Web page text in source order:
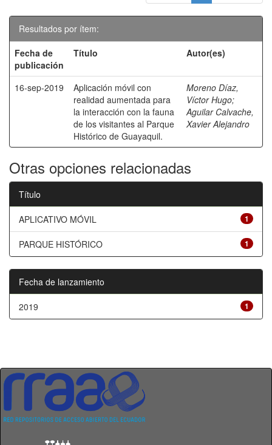
Resultados por ítem:
Fecha de
publicación
Título Autor(es)
16-sep-2019
Aplicación móvil con
realidad aumentada para
la interacción con la fauna
de los visitantes al Parque
Histórico de Guayaquil.
Moreno Díaz,
Víctor Hugo;
Aguilar Calvache,
Xavier Alejandro
Otras opciones relacionadas
Título
1
APLICATIVO MÓVIL
1
PARQUE HISTÓRICO
Fecha de lanzamiento
1
2019